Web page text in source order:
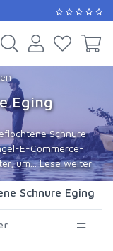
Eging
Schnure
E-Commerce-
um... Lese weiter
Schnure Eging